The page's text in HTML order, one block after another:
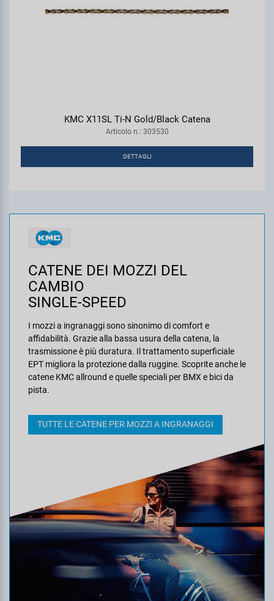
KMC X11SL Ti-N Gold/Black Catena
Articolo n.: 303530
DETTAGLI
CATENE DEI MOZZI DEL
CAMBIO
SINGLE-SPEED
I mozzi a ingranaggi sono sinonimo di comfort e
affidabilità. Grazie alla bassa usura della catena, la
trasmissione è più duratura. Il trattamento superficiale
EPT migliora la protezione dalla ruggine. Scoprite anche le
catene KMC allround e quelle speciali per BMX e bici da
pista.
TUTTE LE CATENE PER MOZZI A INGRANAGGI